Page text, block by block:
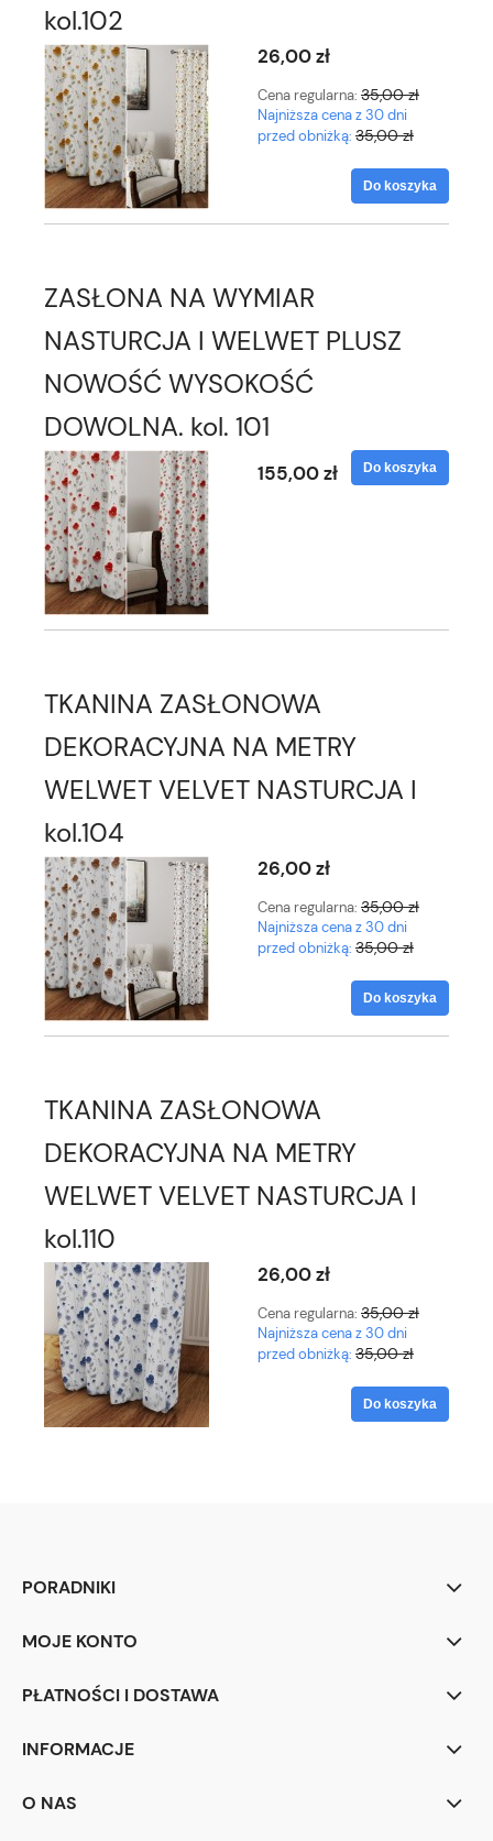
kol.102
26,00 zł
Cena regularna: 35,00 zł
Najniższa cena z 30 dni
przed obniżką: 35,00 zł
Do koszyka
ZASŁONA NA WYMIAR
NASTURCJA I WELWET PLUSZ
NOWOŚĆ WYSOKOŚĆ
DOWOLNA. kol. 101
155,00 zł Do koszyka
TKANINA ZASŁONOWA
DEKORACYJNA NA METRY
WELWET VELVET NASTURCJA I
kol.104
26,00 zł
Cena regularna: 35,00 zł
Najniższa cena z 30 dni
przed obniżką: 35,00 zł
Do koszyka
TKANINA ZASŁONOWA
DEKORACYJNA NA METRY
WELWET VELVET NASTURCJA I
kol.110
26,00 zł
Cena regularna: 35,00 zł
Najniższa cena z 30 dni
przed obniżką: 35,00 zł
Do koszyka
PORADNIKI
MOJE KONTO
PŁATNOŚCI I DOSTAWA
INFORMACJE
O NAS